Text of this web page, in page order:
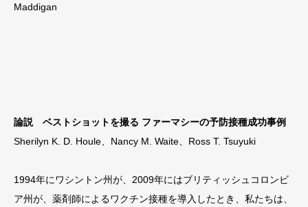
Maddigan
論説
ベストショットを撮る ファーマシーの予防接種成功事例
Sherilyn K. D. Houle、Nancy M. Waite、Ross T. Tsuyuki
1994年にワシントン州が、2009年にはブリティッシュコロンビ
ア州が、薬剤師によるワクチン接種を導入したとき、私たちは、